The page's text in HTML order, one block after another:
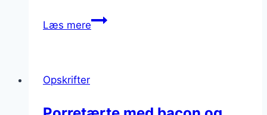
Læs merePorretærte
Opskrifter